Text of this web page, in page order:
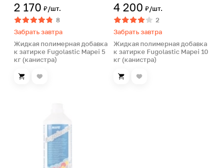
2 170 ₽/шт.
8
Забрать завтра
Жидкая полимерная добавка
к затирке Fugolastic Mapei 5
кг (канистра)
4 200 ₽/шт.
2
Забрать завтра
Жидкая полимерная добавка
к затирке Fugolastic Mapei 10
кг (канистра)